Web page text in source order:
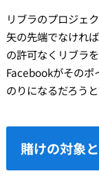
リブラのプロジェ
矢の先端でなけれ
の許可なくリブラ
Facebookがそのポ
のりになるだろうと
賭けの対象